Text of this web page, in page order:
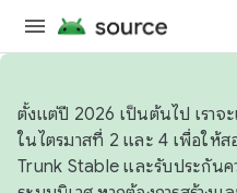
ตั้งแต่ปี 2026 เป็นต้นไป เราจ
ในไตรมาสที่ 2 และ 4 เพื่อให้
Trunk Stable และรับประกัน